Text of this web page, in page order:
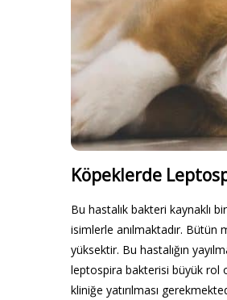
Köpeklerde
Bu hastalık bakteri kaynaklı
isimlerle anılmaktadır. Bütün
yüksektir. Bu hastalığın
leptospira bakterisi büyük rol
kliniğe yatırılması